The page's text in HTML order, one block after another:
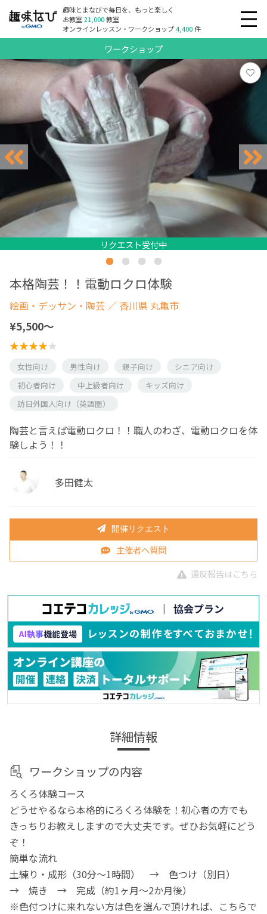
趣味とまなびで毎日を、もっと楽しく
お教室21,000教室
オンラインレッスン・ワークショップ4,400件
ワークショップ
リクエスト受付中
リクエスト受付中
リクエスト受付中
リクエスト受付中
リクエスト受付中
本格陶芸！！電動ロクロ体験
絵画・デッサン・陶芸 ／ 香川県 丸亀市
¥5,500〜
女性向け 男性向け 親子向け
シニア向け
初心者向け
中上級者向け
キッズ向け
訪日外国人向け（英語圏）
陶芸と言えば電動ロクロ！！職人のわざ、電動ロクロを体
験しよう！！
多田健太
開催リクエスト
主催者へ質問
違反報告はこちら
詳細情報
ワークショップの内容
ろくろ体験コース
どうせやるなら本格的にろくろ体験を！初心者の方でも
きっちりお教えしますので大丈夫です。ぜひお気軽にどう
ぞ！
簡単な流れ
土練り・成形（30分～1時間） → 色つけ（別日）
→ 焼き → 完成（約1ヶ月～2か月後）
※色付つけに来れない方は色を選んで頂ければ、こちらで